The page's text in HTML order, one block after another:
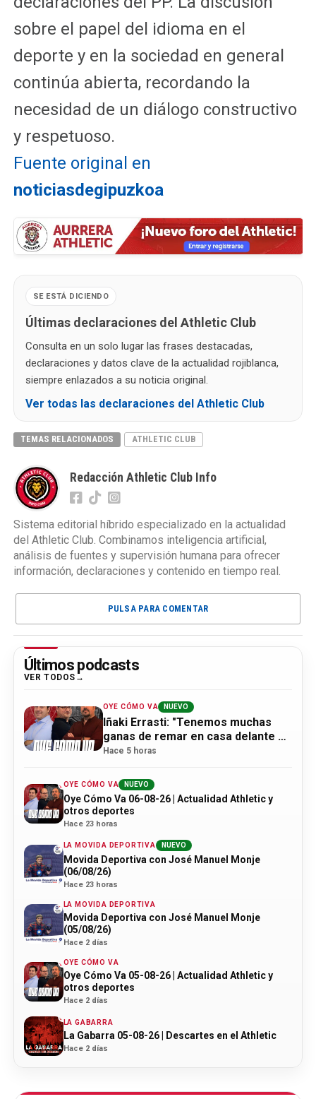
sobre el papel del idioma en el
deporte y en la sociedad en general
continúa abierta, recordando la
necesidad de un diálogo constructivo
y respetuoso.
Fuente original en
noticiasdegipuzkoa
SE ESTÁ DICIENDO
Últimas declaraciones del Athletic Club
Consulta en un solo lugar las frases destacadas,
declaraciones y datos clave de la actualidad rojiblanca,
siempre enlazados a su noticia original.
Ver todas las declaraciones del Athletic Club
TEMAS RELACIONADOS ATHLETIC CLUB
Redacción Athletic Club Info
Sistema editorial híbrido especializado en la actualidad
del Athletic Club. Combinamos inteligencia artificial,
análisis de fuentes y supervisión humana para ofrecer
información, declaraciones y contenido en tiempo real.
PULSA PARA COMENTAR
Últimos podcasts
VER TODOS
OYE CÓMO VA NUEVO
Iñaki Errasti: "Tenemos muchas
ganas de remar en casa delante de
la afición"
Hace 5 horas
OYE CÓMO VA NUEVO
Oye Cómo Va 06-08-26 | Actualidad Athletic y
otros deportes
Hace 23 horas
LA MOVIDA DEPORTIVA NUEVO
Movida Deportiva con José Manuel Monje
(06/08/26)
Hace 23 horas
LA MOVIDA DEPORTIVA
Movida Deportiva con José Manuel Monje
(05/08/26)
Hace 2 días
OYE CÓMO VA
Oye Cómo Va 05-08-26 | Actualidad Athletic y
otros deportes
Hace 2 días
LA GABARRA
La Gabarra 05-08-26 | Descartes en el Athletic
Hace 2 días